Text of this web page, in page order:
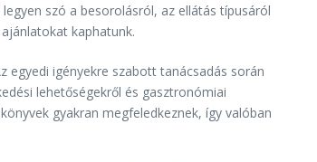
szó a besorolásról, az ellátás típusáról
kaphatunk.
egyedi igényekre szabott tanácsadás során
lehetőségekről és gasztronómiai
gyakran megfeledkeznek, így valóban